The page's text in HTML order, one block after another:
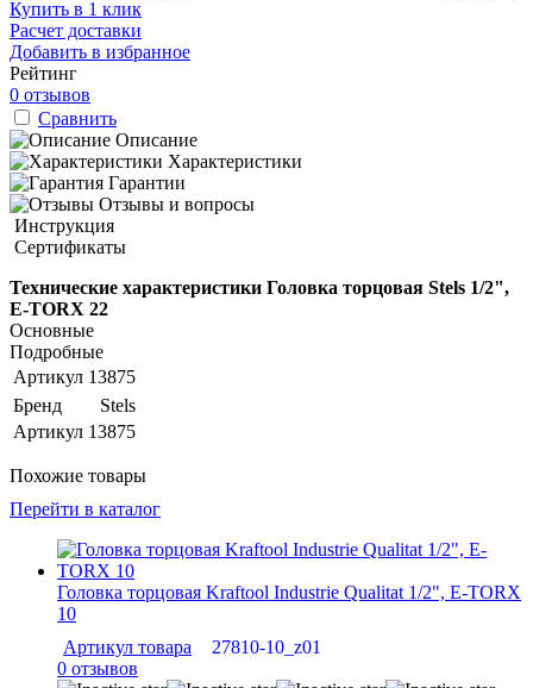
Купить в 1 клик
Расчет доставки
Добавить в избранное
Рейтинг
0 отзывов
Сравнить
Описание
Характеристики
Гарантии
Отзывы и вопросы
Инструкция
Сертификаты
Технические характеристики Головка торцовая Stels 1/2",
E-TORX 22
Основные
Подробные
Артикул 13875
Бренд
Stels
Артикул 13875
Похожие товары
Перейти в каталог
Головка торцовая Kraftool Industrie Qualitat 1/2", E-TORX
10
Артикул товара
27810-10_z01
0 отзывов